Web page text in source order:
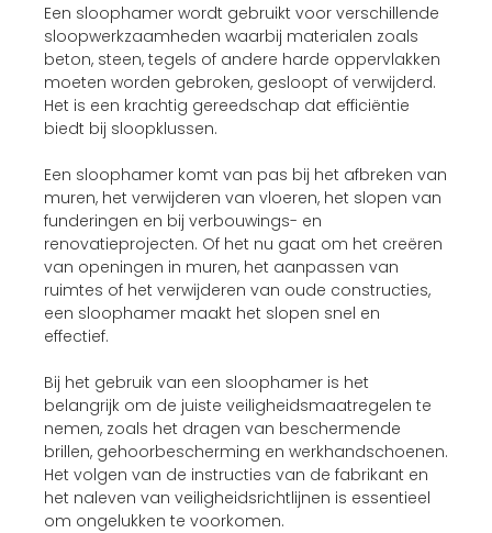
Een sloophamer wordt gebruikt voor verschillende
sloopwerkzaamheden waarbij materialen zoals
beton, steen, tegels of andere harde oppervlakken
moeten worden gebroken, gesloopt of verwijderd.
Het is een krachtig gereedschap dat efficiëntie
biedt bij sloopklussen.
Een sloophamer komt van pas bij het afbreken van
muren, het verwijderen van vloeren, het slopen van
funderingen en bij verbouwings- en
renovatieprojecten. Of het nu gaat om het creëren
van openingen in muren, het aanpassen van
ruimtes of het verwijderen van oude constructies,
een sloophamer maakt het slopen snel en
effectief.
Bij het gebruik van een sloophamer is het
belangrijk om de juiste veiligheidsmaatregelen te
nemen, zoals het dragen van beschermende
brillen, gehoorbescherming en werkhandschoenen.
Het volgen van de instructies van de fabrikant en
het naleven van veiligheidsrichtlijnen is essentieel
om ongelukken te voorkomen.